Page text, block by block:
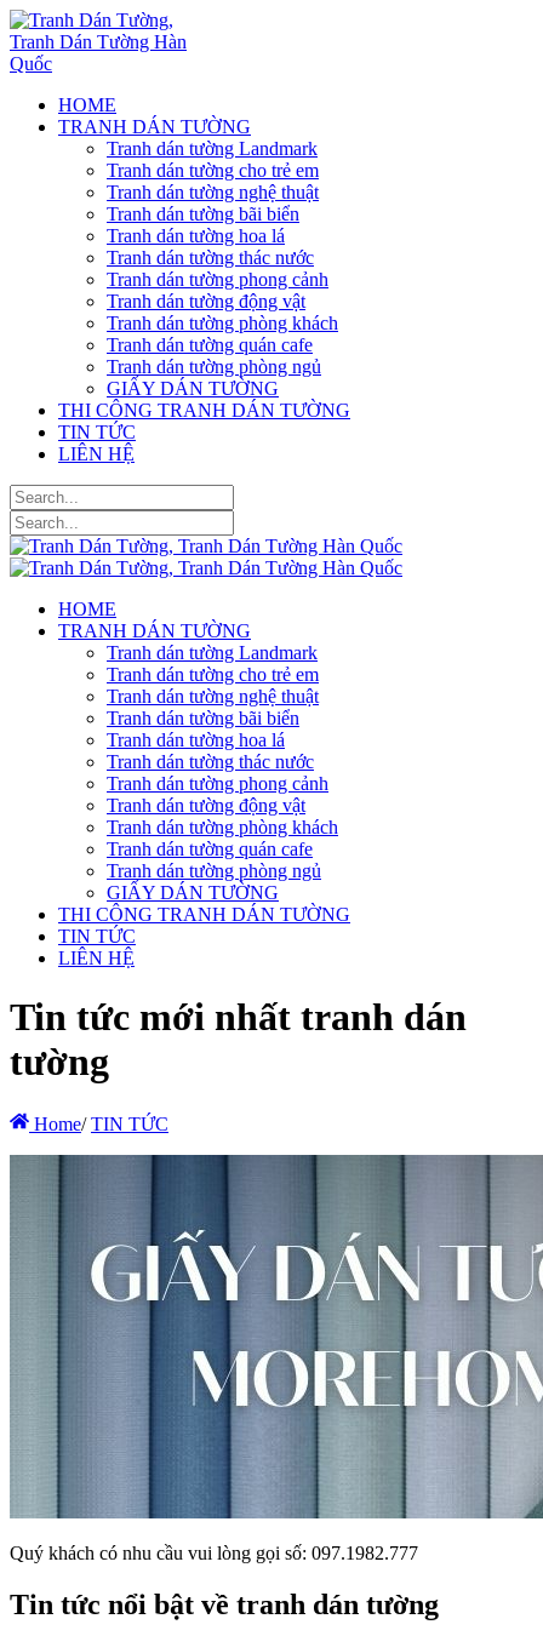
HOME
TRANH DÁN TƯỜNG
Tranh dán tường Landmark
Tranh dán tường cho trẻ em
Tranh dán tường nghệ thuật
Tranh dán tường bãi biển
Tranh dán tường hoa lá
Tranh dán tường thác nước
Tranh dán tường phong cảnh
Tranh dán tường động vật
Tranh dán tường phòng khách
Tranh dán tường quán cafe
Tranh dán tường phòng ngủ
GIẤY DÁN TƯỜNG
THI CÔNG TRANH DÁN TƯỜNG
TIN TỨC
LIÊN HỆ
HOME
TRANH DÁN TƯỜNG
Tranh dán tường Landmark
Tranh dán tường cho trẻ em
Tranh dán tường nghệ thuật
Tranh dán tường bãi biển
Tranh dán tường hoa lá
Tranh dán tường thác nước
Tranh dán tường phong cảnh
Tranh dán tường động vật
Tranh dán tường phòng khách
Tranh dán tường quán cafe
Tranh dán tường phòng ngủ
GIẤY DÁN TƯỜNG
THI CÔNG TRANH DÁN TƯỜNG
TIN TỨC
LIÊN HỆ
Tin tức mới nhất tranh dán
tường
Home/ TIN TỨC
Quý khách có nhu cầu vui lòng gọi số: 097.1982.777
Tin tức nổi bật về tranh dán tường